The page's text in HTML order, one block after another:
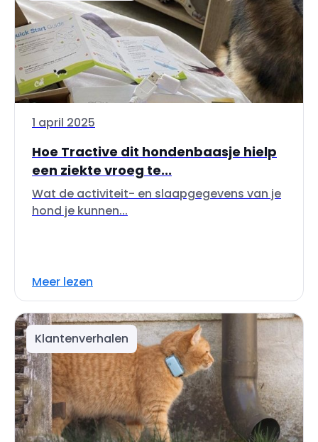
1 april 2025
Hoe Tractive dit hondenbaasje hielp
een ziekte vroeg te...
Wat de activiteit- en slaapgegevens van je
hond je kunnen...
Meer lezen
Klantenverhalen